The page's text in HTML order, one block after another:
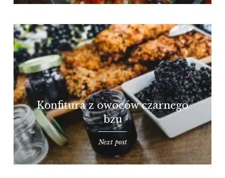
Konfitura z owoców czarnego
bzu
Next post